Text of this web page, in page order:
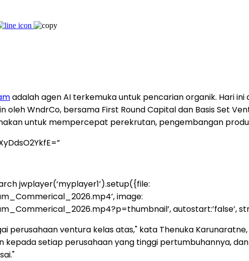
adalah agen AI terkemuka untuk pencarian organik. Hari
oleh WndrCo, bersama First Round Capital dan Basis Set
untuk mempercepat perekrutan, pengembangan
jwplayer(‘myplayer1’).setup({file:
image:
autostart:’false’,
ventura kelas atas," kata Thenuka Karunaratne,
kepada setiap perusahaan yang tinggi pertumbuhannya,